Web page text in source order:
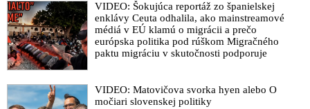
VIDEO: Šokujúca reportáž zo španielskej
enklávy Ceuta odhalila, ako mainstreamové
médiá v EÚ klamú o migrácii a prečo
európska politika pod rúškom Migračného
paktu migráciu v skutočnosti podporuje
VIDEO: Matovičova svorka hyen alebo O
močiari slovenskej politiky